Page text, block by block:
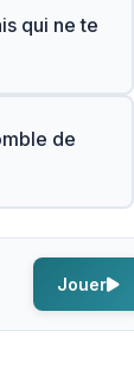
qui ne te
de
Jouer